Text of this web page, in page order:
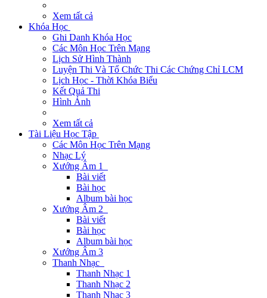
Xem tất cả
Khóa Học
Ghi Danh Khóa Học
Các Môn Học Trên Mạng
Lịch Sử Hình Thành
Luyện Thi Và Tổ Chức Thi Các Chứng Chỉ LCM
Lịch Học - Thời Khóa Biểu
Kết Quả Thi
Hình Ảnh
Xem tất cả
Tài Liệu Học Tập
Các Môn Học Trên Mạng
Nhạc Lý
Xướng Âm 1
Bài viết
Bài học
Album bài học
Xướng Âm 2
Bài viết
Bài học
Album bài học
Xướng Âm 3
Thanh Nhạc
Thanh Nhạc 1
Thanh Nhạc 2
Thanh Nhạc 3